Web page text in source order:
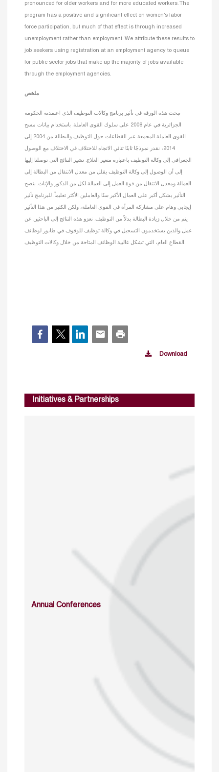
pronounced for older workers and for more educated workers. The
program has a positive and significant effect on women’s labor
force participation, but much of that effect is through increased
unemployment rather than employment. We attribute these results to
job seekers using registration at an employment agency to queue
for public sector jobs that make up the majority of jobs available
through the employment agencies.
ملخص
تبحث هذه الورقة في تأثير برنامج وكالات التوظيف الذي اعتمدته الحكومة
الجزائرية في عام 2008 على سلوك القوى العاملة. باستخدام بيانات مسح
القوى العاملة المجمعة عبر القطاعات حول التوظيف والبطالة من 2004 إلى
2014، نقدر نموذجًا ثابتًا ثنائي الاتجاه للاختلاف في الاختلاف مع الوصول
الجغرافي إلى وكالة التوظيف باعتباره متغير العلاج. تشير النتائج التي توصلنا إليها
إلى أن الوصول إلى وكالة التوظيف يقلل من معدل الانتقال من البطالة إلى
العمالة ومعدل الانتقال من قوة العمل إلى العمالة لكل من الذكور والإناث. يتضح
التأثير بشكل أكبر على العمال الأكبر سنًا والعاملين الأكثر تعليماً. للبرنامج تأثير
إيجابي وهام على مشاركة المرأة في القوى العاملة، ولكن الكثير من هذا التأثير
يتم من خلال زيادة البطالة بدلاً من التوظيف. نعزو هذه النتائج إلى الباحثين عن
عمل والذين يستخدمون التسجيل في وكالة توظيف للوقوف في طابور لوظائف
Download
Initiatives & Partnerships
Annual Conferences